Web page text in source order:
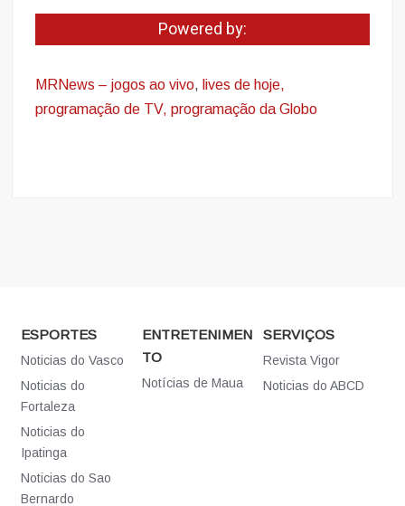
Powered by:
MRNews – jogos ao vivo, lives de hoje,
programação de TV, programação da Globo
ESPORTES
Noticias do Vasco
Noticias do
Fortaleza
Noticias do
Ipatinga
Noticias do Sao
Bernardo
ENTRETENIMEN
TO
Notícias de Maua
SERVIÇOS
Revista Vigor
Noticias do ABCD